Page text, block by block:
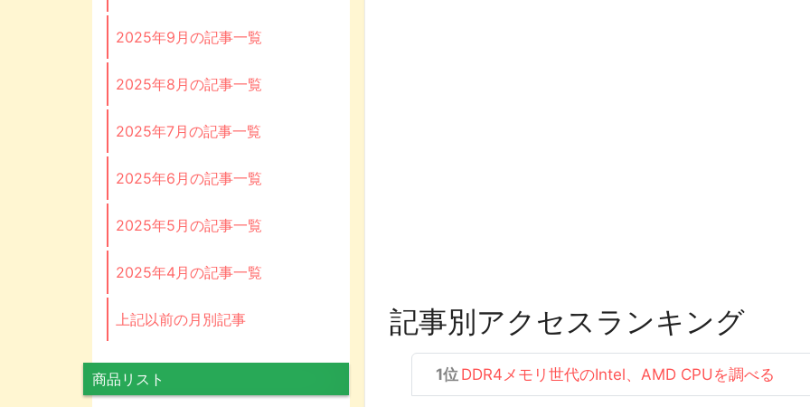
記事別アクセスランキング
DDR4メモリ世代のIntel、AMD CPUを調べる
2025年9月の記事一覧
2025年8月の記事一覧
2025年7月の記事一覧
2025年6月の記事一覧
2025年5月の記事一覧
2025年4月の記事一覧
上記以前の月別記事
商品リスト